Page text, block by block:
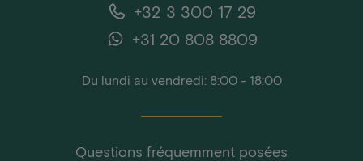
+32 3 300 17 29
+31 20 808 8809
Du lundi au vendredi: 8:00 - 18:00
Questions fréquemment posées